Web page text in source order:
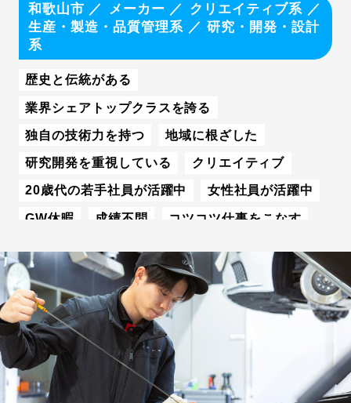
社内サークル・クラブがある
有給休暇が取得しやすい
和歌山市 メーカー クリエイティブ系 ／
生産・製造・品質管理系 ／ 研究・開発・設計
系
歴史と伝統がある
業界シェアトップクラスを誇る
独自の技術力を持つ 地域に根ざした
研究開発を重視している クリエイティブ
20歳代の若手社員が活躍中 女性社員が活躍中
GW休暇 成績不問 コツコツ仕事をこなす
社内教育・研修制度が充実
資格取得をバックアップ
年間休日数110日以上
実力主義の給与体系を導入
平均残業時間が月20時間以内